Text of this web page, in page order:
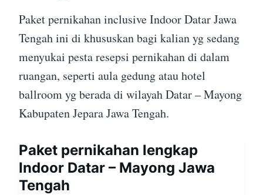
Paket pernikahan inclusive Indoor Datar Jawa
Tengah ini di khususkan bagi kalian yg sedang
menyukai pesta resepsi pernikahan di dalam
ruangan, seperti aula gedung atau hotel
ballroom yg berada di wilayah Datar – Mayong
Kabupaten Jepara Jawa Tengah.
Paket pernikahan lengkap
Indoor Datar – Mayong Jawa
Tengah